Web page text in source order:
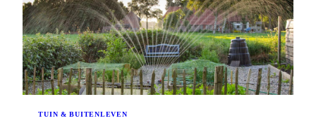
TUIN & BUITENLEVEN